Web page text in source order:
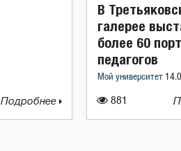
Подробнее 881
В
галерее
более 60
педагогов
Мой университет